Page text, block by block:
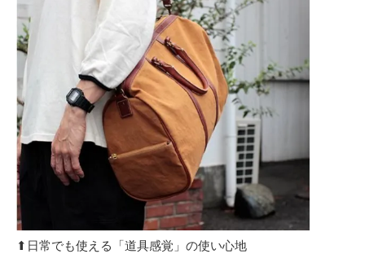
⬆︎日常でも使える「道具感覚」の使い心地